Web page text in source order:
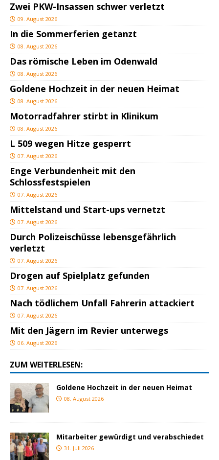
Zwei PKW-Insassen schwer verletzt
09. August 2026
In die Sommerferien getanzt
08. August 2026
Das römische Leben im Odenwald
08. August 2026
Goldene Hochzeit in der neuen Heimat
08. August 2026
Motorradfahrer stirbt in Klinikum
08. August 2026
L 509 wegen Hitze gesperrt
07. August 2026
Enge Verbundenheit mit den
Schlossfestspielen
07. August 2026
Mittelstand und Start-ups vernetzt
07. August 2026
Durch Polizeischüsse lebensgefährlich
verletzt
07. August 2026
Drogen auf Spielplatz gefunden
07. August 2026
Nach tödlichem Unfall Fahrerin attackiert
07. August 2026
Mit den Jägern im Revier unterwegs
06. August 2026
ZUM WEITERLESEN:
Goldene Hochzeit in der neuen Heimat
08. August 2026
Mitarbeiter gewürdigt und verabschiedet
31. Juli 2026